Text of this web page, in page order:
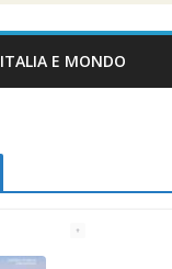
ITALIA E MONDO